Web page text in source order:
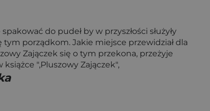
do pudeł by w przyszłości służyły
porządkom. Jakie miejsce przewidział dla
Zajączek się o tym przekona, przeżyje
",Pluszowy Zajączek",